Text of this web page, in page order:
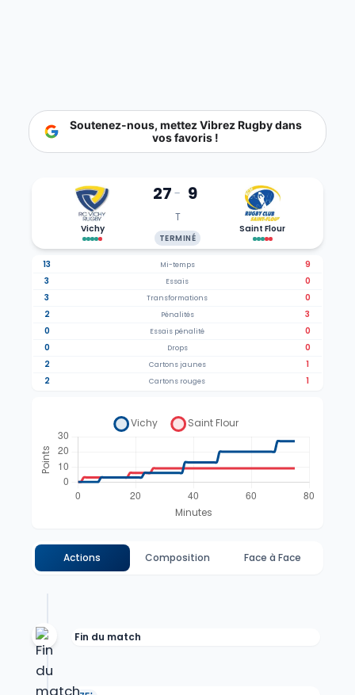
Soutenez-nous, mettez Vibrez Rugby dans
vos favoris !
Vichy
27- 9
T
TERMINÉ
Saint Flour
13 Mi-temps
9
3
Essais
0
3
Transformations
0
2
Pénalités
3
0
Essais pénalité
0
0
Drops
0
2
Cartons jaunes
1
2
Cartons rouges 1
Actions Composition Face à Face
Fin du match